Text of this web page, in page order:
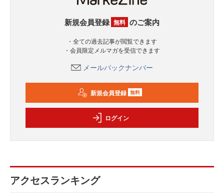
新規会員登録 無料 のご案内
・全ての過去記事が閲覧できます
・会員限定メルマガを受信できます
メールバックナンバー
新規会員登録 無料
ログイン
アクセスランキング